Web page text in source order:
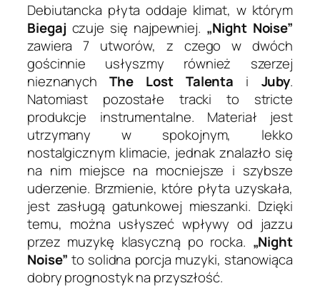
Debiutancka płyta oddaje klimat, w którym
Biegaj czuje się najpewniej. „Night Noise”
zawiera 7 utworów, z czego w dwóch
gościnnie usłyszmy również szerzej
nieznanychThe Lost Talenta i Juby.
Natomiast pozostałe tracki to stricte
produkcje instrumentalne. Materiał jest
utrzymany w spokojnym, lekko
nostalgicznym klimacie, jednak znalazło się
na nim miejsce na mocniejsze i szybsze
uderzenie. Brzmienie, które płyta uzyskała,
jest zasługą gatunkowej mieszanki. Dzięki
temu, można usłyszeć wpływy od jazzu
przez muzykę klasyczną po rocka. „Night
Noise” to solidna porcja muzyki, stanowiąca
dobry prognostyk na przyszłość.